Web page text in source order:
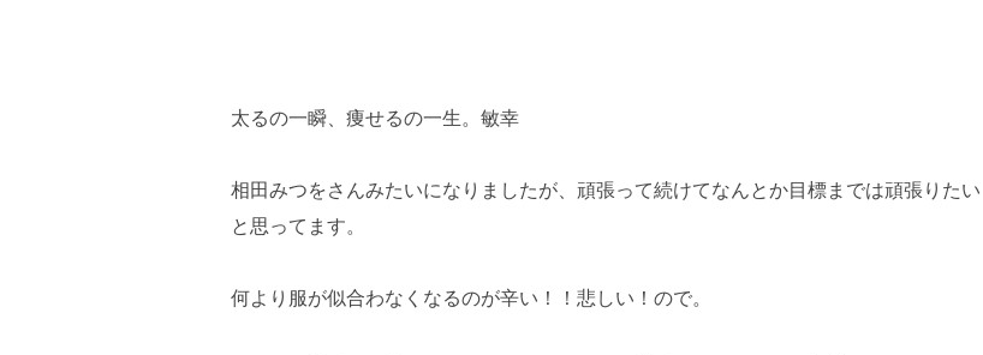
太るの一瞬、痩せるの一生。敏幸
相田みつをさんみたいになりましたが、頑張って続けてなんとか目標までは頑張りたい
と思ってます。
何より服が似合わなくなるのが辛い！！悲しい！ので。